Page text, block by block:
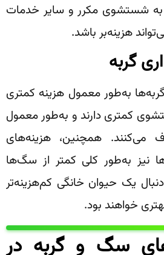
شستشوی مکرر و سایر خدمات
هزینه‌بر باشد.
گربه
به‌طور معمول هزینه کمتری
کمتری دارند و به‌طور معمول
می‌کنند. همچنین، هزینه‌های
نیز به‌طور کلی کمتر از سگ‌ها
یک حیوان خانگی کم‌هزینه‌تر
خواهند بود.
سگ و گربه در